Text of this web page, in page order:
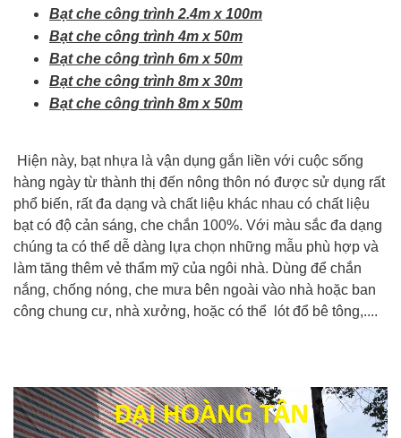
Bạt che công trình 2.4m x 100m
Bạt che công trình 4m x 50m
Bạt che công trình 6m x 50m
Bạt che công trình 8m x 30m
Bạt che công trình 8m x 50m
Hiện này, bạt nhựa là vận dụng gắn liền với cuộc sống
hàng ngày từ thành thị đến nông thôn nó được sử dụng rất
phổ biến, rất đa dạng và chất liệu khác nhau có chất liệu
bạt có độ cản sáng, che chắn 100%. Với màu sắc đa dạng
chúng ta có thể dễ dàng lựa chọn những mẫu phù hợp và
làm tăng thêm vẻ thẩm mỹ của ngôi nhà. Dùng để chắn
nắng, chống nóng, che mưa bên ngoài vào nhà hoặc ban
công chung cư, nhà xưởng, hoặc có thể lót đổ bê tông,....